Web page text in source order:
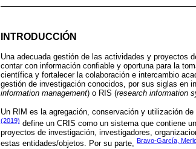
INTRODUCCIÓN
Una adecuada gestión de las actividades y proyectos
contar con información confiable y oportuna para la
científica y fortalecer la colaboración e intercambio
gestión de investigación conocidos, por sus siglas en
information management) o RIS (research information
Un RIM es la agregación, conservación y utilización
(2019) define un CRIS como un sistema que contiene
proyectos de investigación, investigadores,
estas entidades/objetos. Por su parte, Bravo-García,